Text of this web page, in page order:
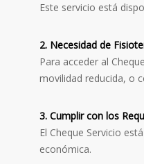
Este servicio está
2. Necesidad de
Para acceder al
movilidad reducida, o
3. Cumplir con los
El Cheque Servicio
económica.